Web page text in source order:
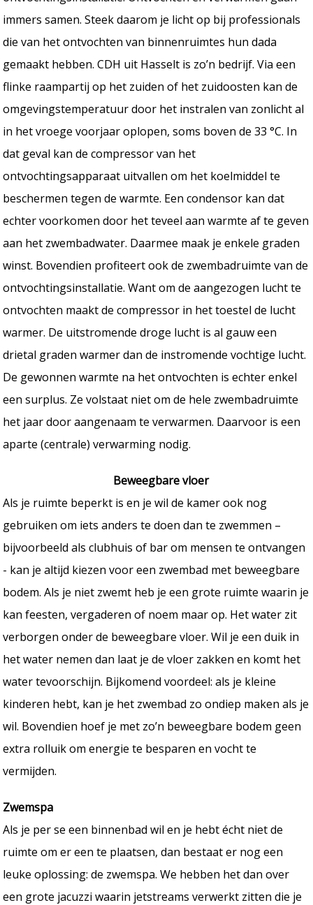
immers samen. Steek daarom je licht op bij professionals
die van het ontvochten van binnenruimtes hun dada
gemaakt hebben. CDH uit Hasselt is zo’n bedrijf. Via een
flinke raampartij op het zuiden of het zuidoosten kan de
omgevingstemperatuur door het instralen van zonlicht al
in het vroege voorjaar oplopen, soms boven de 33 °C. In
dat geval kan de compressor van het
ontvochtingsapparaat uitvallen om het koelmiddel te
beschermen tegen de warmte. Een condensor kan dat
echter voorkomen door het teveel aan warmte af te geven
aan het zwembadwater. Daarmee maak je enkele graden
winst. Bovendien profiteert ook de zwembadruimte van de
ontvochtingsinstallatie. Want om de aangezogen lucht te
ontvochten maakt de compressor in het toestel de lucht
warmer. De uitstromende droge lucht is al gauw een
drietal graden warmer dan de instromende vochtige lucht.
De gewonnen warmte na het ontvochten is echter enkel
een surplus. Ze volstaat niet om de hele zwembadruimte
het jaar door aangenaam te verwarmen. Daarvoor is een
aparte (centrale) verwarming nodig.
Beweegbare vloer
Als je ruimte beperkt is en je wil de kamer ook nog
gebruiken om iets anders te doen dan te zwemmen –
bijvoorbeeld als clubhuis of bar om mensen te ontvangen
- kan je altijd kiezen voor een zwembad met beweegbare
bodem. Als je niet zwemt heb je een grote ruimte waarin je
kan feesten, vergaderen of noem maar op. Het water zit
verborgen onder de beweegbare vloer. Wil je een duik in
het water nemen dan laat je de vloer zakken en komt het
water tevoorschijn. Bijkomend voordeel: als je kleine
kinderen hebt, kan je het zwembad zo ondiep maken als je
wil. Bovendien hoef je met zo’n beweegbare bodem geen
extra rolluik om energie te besparen en vocht te
vermijden.
Zwemspa
Als je per se een binnenbad wil en je hebt écht niet de
ruimte om er een te plaatsen, dan bestaat er nog een
leuke oplossing: de zwemspa. We hebben het dan over
een grote jacuzzi waarin jetstreams verwerkt zitten die je